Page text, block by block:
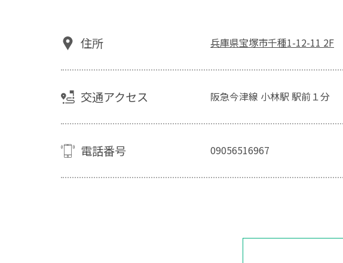
住所 兵庫県宝塚市千種1-12-11 2F
交通アクセス 阪急今津線 小林駅 駅前１分
電話番号 09056516967